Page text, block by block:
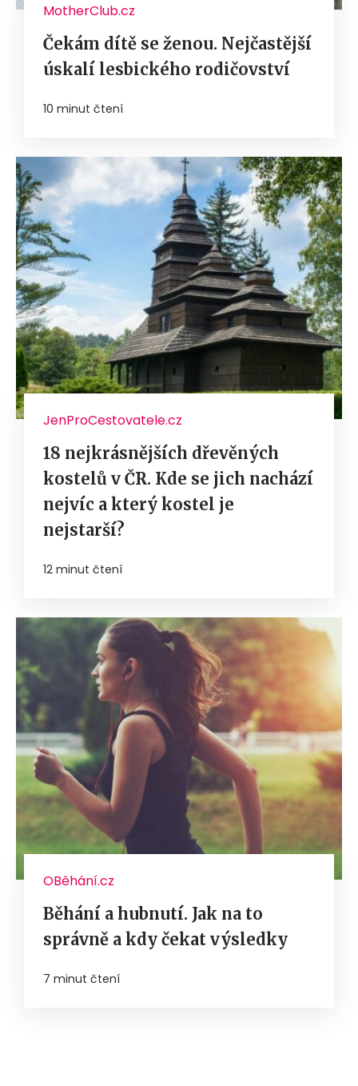
MotherClub.cz
Čekám dítě se ženou. Nejčastější
úskalí lesbického rodičovství
10 minut čtení
JenProCestovatele.cz
18 nejkrásnějších dřevěných
kostelů v ČR. Kde se jich nachází
nejvíc a který kostel je
nejstarší?
12 minut čtení
OBěhání.cz
Běhání a hubnutí. Jak na to
správně a kdy čekat výsledky
7 minut čtení